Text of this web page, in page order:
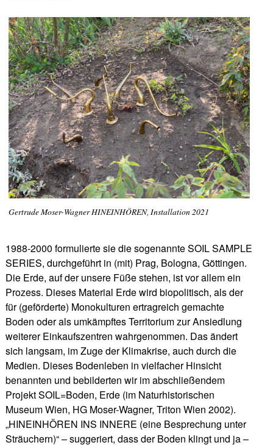
Gertrude Moser-Wagner HINEINHÖREN, Installation 2021
1988-2000 formulierte sie die sogenannte SOIL SAMPLE
SERIES, durchgeführt in (mit) Prag, Bologna, Göttingen.
Die Erde, auf der unsere Füße stehen, ist vor allem ein
Prozess. Dieses Material Erde wird biopolitisch, als der
für (geförderte) Monokulturen ertragreich gemachte
Boden oder als umkämpftes Territorium zur Ansiedlung
weiterer Einkaufszentren wahrgenommen. Das ändert
sich langsam, im Zuge der Klimakrise, auch durch die
Medien. Dieses Bodenleben in vielfacher Hinsicht
benannten und bebilderten wir im abschließendem
Projekt SOIL=Boden, Erde (im Naturhistorischen
Museum Wien, HG Moser-Wagner, Triton Wien 2002).
„HINEINHÖREN INS INNERE (eine Besprechung unter
Sträuchern)“ – suggeriert, dass der Boden klingt und ja –